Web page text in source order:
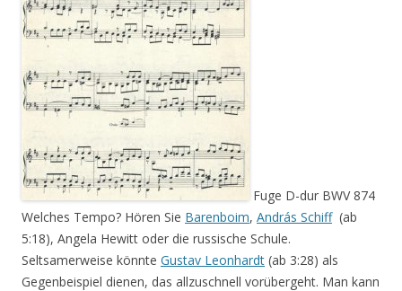
Fuge D-dur BWV 874
Welches Tempo? Hören Sie Barenboim, András Schiff(ab
5:18), Angela Hewitt oder die russische Schule.
Seltsamerweise könnte Gustav Leonhardt (ab 3:28) als
Gegenbeispiel dienen, das allzuschnell vorübergeht. Man kann